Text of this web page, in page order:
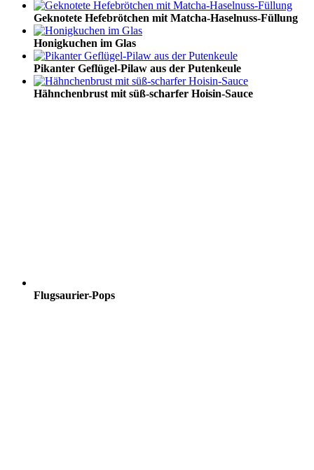
Geknotete Hefebrötchen mit Matcha-Haselnuss-Füllung
Honigkuchen im Glas
Pikanter Geflügel-Pilaw aus der Putenkeule
Hähnchenbrust mit süß-scharfer Hoisin-Sauce
Flugsaurier-Pops